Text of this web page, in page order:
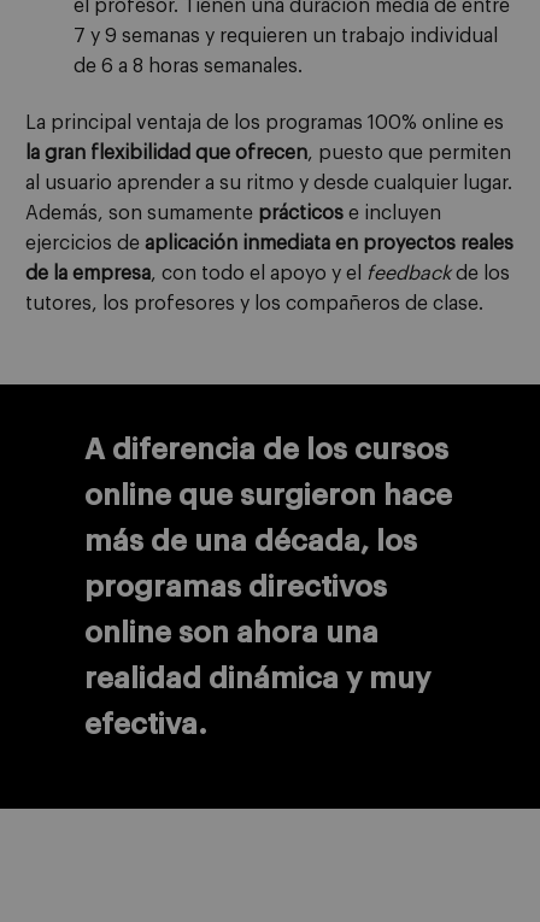
el profesor. Tienen una duración media de entre
7 y 9 semanas y requieren un trabajo individual
de 6 a 8 horas semanales.
La principal ventaja de los programas 100% online es
la gran flexibilidad que ofrecen, puesto que permiten
al usuario aprender a su ritmo y desde cualquier lugar.
Además, son sumamente prácticos e incluyen
ejercicios de aplicación inmediata en proyectos reales
de la empresa, con todo el apoyo y el feedbackde los
tutores, los profesores y los compañeros de clase.
A diferencia de los cursos
online que surgieron hace
más de una década, los
programas directivos
online son ahora una
realidad dinámica y muy
efectiva.